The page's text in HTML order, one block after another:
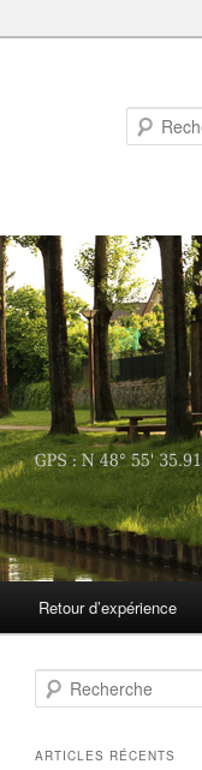
Retour d’expérience
e
h
ARTICLES RÉCENTS